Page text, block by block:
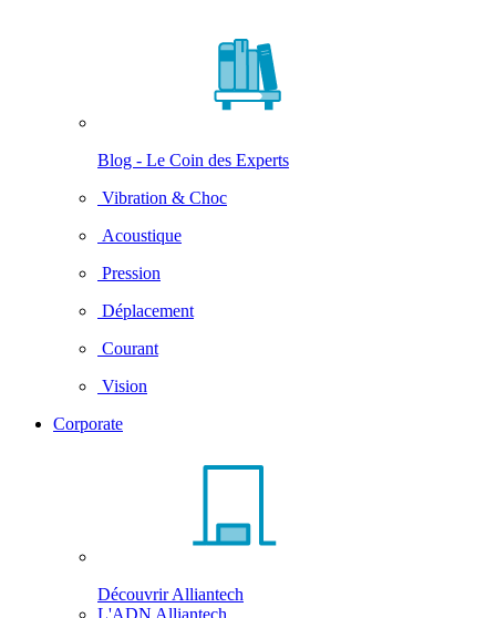
Blog - Le Coin des Experts
Vibration & Choc
Acoustique
Pression
Déplacement
Courant
Vision
Corporate
Découvrir Alliantech
L'ADN Alliantech